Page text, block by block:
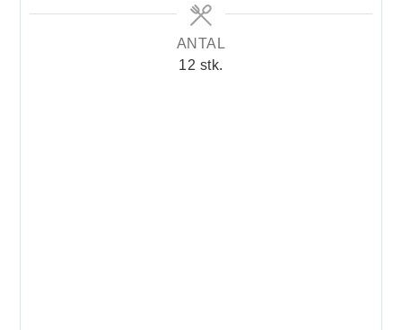
ANTAL
12 stk.